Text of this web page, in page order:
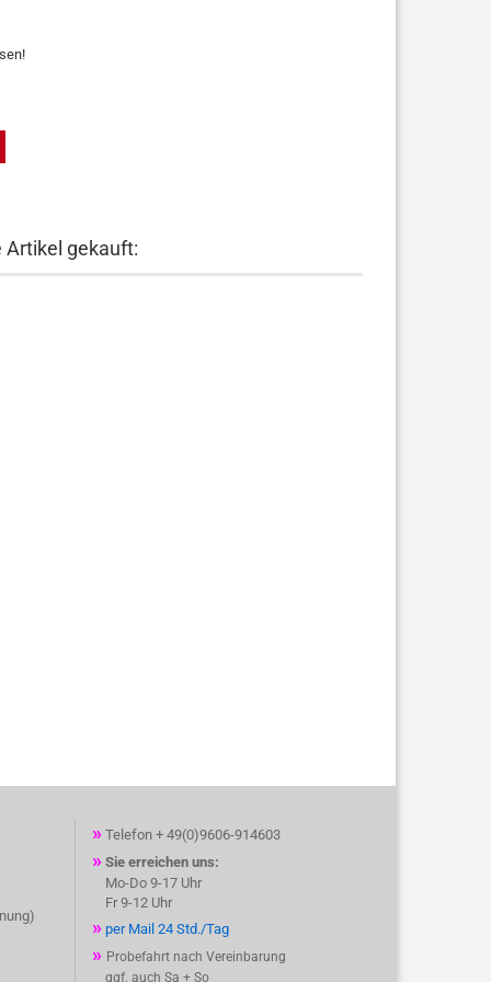
Artikel gekauft:
» Telefon + 49(0)9606-914603
» Sie erreichen uns:
Mo-Do 9-17 Uhr
Fr 9-12 Uhr
» per Mail 24 Std./Tag
» Probefahrt nach Vereinbarung
ggf. auch Sa + So